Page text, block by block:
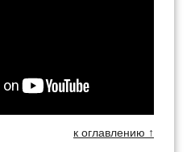
к оглавлению ↑